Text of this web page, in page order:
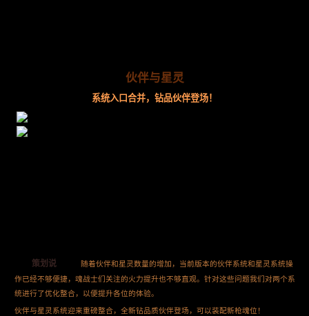
伙伴与星灵
系统入口合并，钻品伙伴登场！
策划说
随着伙伴和星灵数量的增加，当前版本的伙伴系统和星灵系统操
作已经不够便捷，魂战士们关注的火力提升也不够直观。针对这些问题我们对两个系
统进行了优化整合，以便提升各位的体验。
伙伴与星灵系统迎来重磅整合，全新钻品质伙伴登场，可以装配新枪魂位！